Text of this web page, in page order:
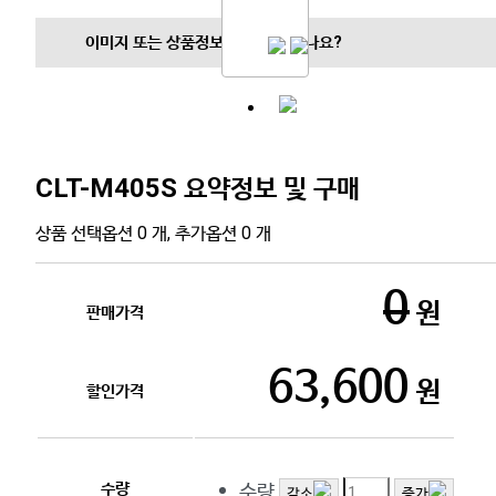
이미지 또는 상품정보에 문제가 있나요?
CLT-M405S 요약정보 및 구매
상품 선택옵션 0 개, 추가옵션 0 개
판매가격 0원
할인가격 63,600원
수량 수량